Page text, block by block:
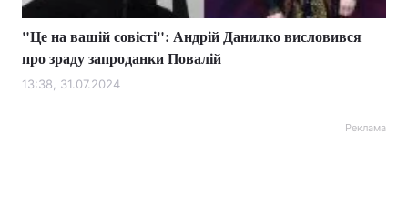
"Це на вашій совісті": Андрій Данилко висловився
про зраду запроданки Повалій
13:38, 31.07.2024
Реклама